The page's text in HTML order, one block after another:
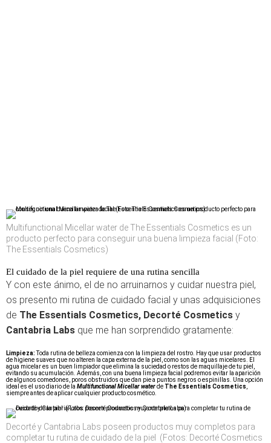
Multifunctional Micellar water de The Essentials Cosmetics es un
producto perfecto para conseguir una buena limpieza facial (Foto:
The Essentials Cosmetics)
El cuidado de la piel requiere de una rutina sencilla
Y con este ánimo, el de no arruinarnos y cuidar nuestra piel,
os presento mi rutina de cuidado facial y unas adquisiciones
de The Essentials Cosmetics, Decorté Cosmetics y
Cantabria Labs que me han sorprendido gratamente:
Limpieza:Toda rutina de belleza comienza con la limpieza del rostro. Hay que usar productos
de higiene suaves que no alteren la capa externa de la piel, como son las aguas micelares. El
agua micelar es un buen limpiador que elimina la suciedad o restos de maquillaje de tu piel,
evitando su acumulación. Además, con una buena limpieza facial podremos evitar la aparición
de algunos comedones, poros obstruidos que dan pie a puntos negros o espinillas. Una opción
ideal es el uso diario de la Multifunctional Micellar waterde The Essentials Cosmetics
siempre antes de aplicar cualquier producto cosmético.
Decorté y Cantabria Labs poseen productos muy completos para
completar tu rutina de cuidado de la piel (Fotos: Decorté Cosmetics